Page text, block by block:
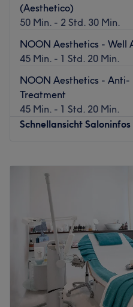
(Aesthetico)
50 Min. - 2 Std. 30 Min.
NOON Aesthetics - Well
45 Min. - 1 Std. 20 Min.
NOON Aesthetics -
Treatment
45 Min. - 1 Std. 20 Min.
Schnellansicht Saloninfos
Dienstag
Mittwoch
Donnerstag
Freitag
Samstag
Sonntag
Wer großen Wert auf eine
Vitalität nur so strotzt und
legt, ist im Kölner Studio